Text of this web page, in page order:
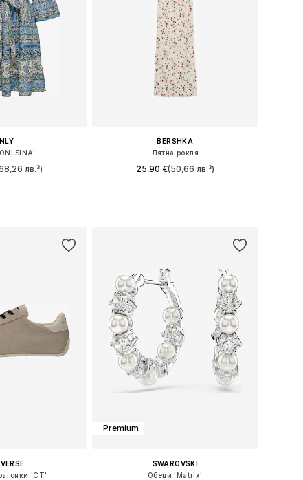
лв.³)
BERSHKA
Лятна рокля
25,90 €(50,66 лв.³)
'CT'
Premium
SWAROVSKI
Обеци 'Matrix'